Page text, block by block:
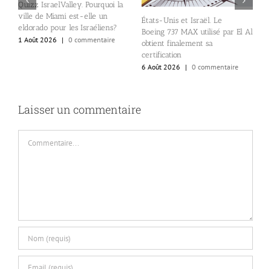
Quizz IsraelValley. Pourquoi la
ville de Miami est-elle un
eldorado pour les Israéliens?
1 Août 2026
| 0 commentaire
États-Unis et Israël. Le
Boeing 737 MAX utilisé par El Al
obtient finalement sa
certification
6 Août 2026
| 0 commentaire
Laisser un commentaire